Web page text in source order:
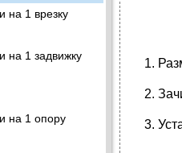
на 1 врезку
на 1 задвижку
на 1 опору
1.
2.
3.